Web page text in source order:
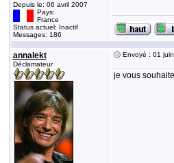
Depuis le: 06 avril 2007
Pays:
France
Status actuel: Inactif
Messages: 186
annalekt
Déclamateur
Envoyé : 01
je vous